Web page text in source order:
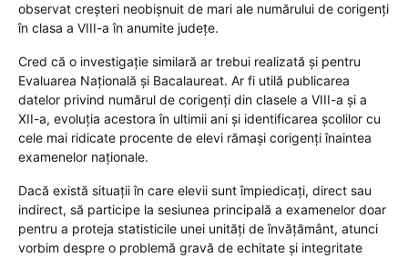
observat creșteri neobișnuit de mari ale numărului de corigenți
în clasa a VIII-a în anumite județe.
Cred că o investigație similară ar trebui realizată și pentru
Evaluarea Națională și Bacalaureat. Ar fi utilă publicarea
datelor privind numărul de corigenți din clasele a VIII-a și a
XII-a, evoluția acestora în ultimii ani și identificarea școlilor cu
cele mai ridicate procente de elevi rămași corigenți înaintea
examenelor naționale.
Dacă există situații în care elevii sunt împiedicați, direct sau
indirect, să participe la sesiunea principală a examenelor doar
pentru a proteja statisticile unei unități de învățământ, atunci
vorbim despre o problemă gravă de echitate și integritate